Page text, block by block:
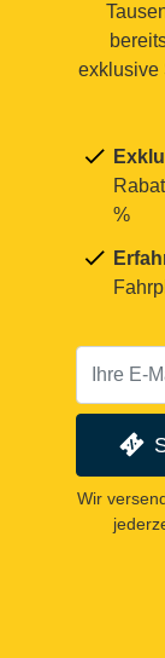
exklusive
%
Wir